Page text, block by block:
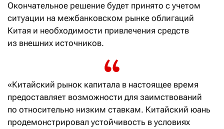
Окончательное решение будет принято с учетом
ситуации на межбанковском рынке облигаций
Китая и необходимости привлечения средств
из внешних источников.
«Китайский рынок капитала в настоящее время
предоставляет возможности для заимствований
по относительно низким ставкам. Китайский юань
продемонстрировал устойчивость в условиях